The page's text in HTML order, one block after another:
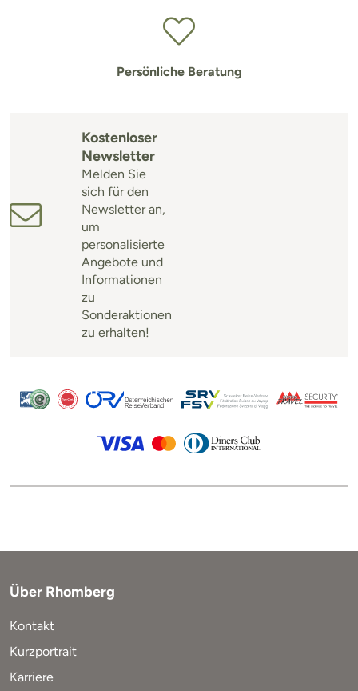
Persönliche Beratung
Kostenloser
Newsletter
Melden Sie
sich für den
Newsletter an,
um
personalisierte
Angebote und
Informationen
zu
Sonderaktionen
zu erhalten!
Über Rhomberg
Kontakt
Kurzportrait
Karriere